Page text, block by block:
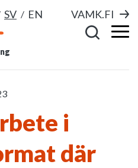
SV EN VAMK.FI
i
där